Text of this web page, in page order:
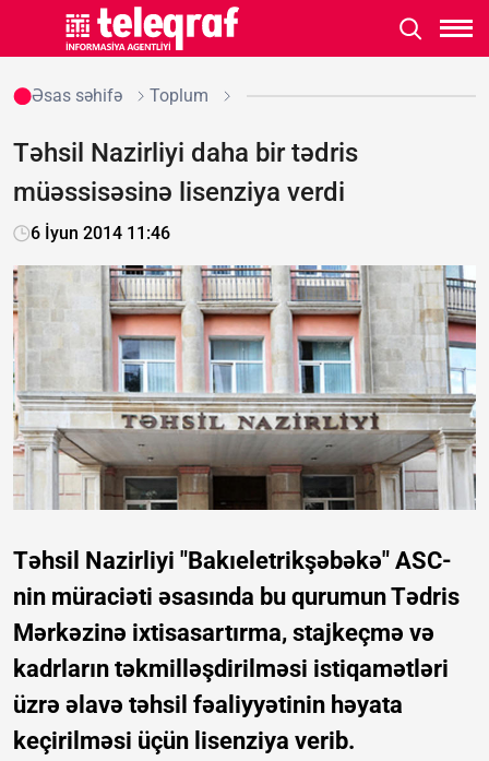
Əsas səhifə Toplum
Təhsil Nazirliyi daha bir tədris
müəssisəsinə lisenziya verdi
6 İyun 2014 11:46
Təhsil Nazirliyi "Bakıeletrikşəbəkə" ASC-
nin müraciəti əsasında bu qurumun Tədris
Mərkəzinə ixtisasartırma, stajkeçmə və
kadrların təkmilləşdirilməsi istiqamətləri
üzrə əlavə təhsil fəaliyyətinin həyata
keçirilməsi üçün lisenziya verib.